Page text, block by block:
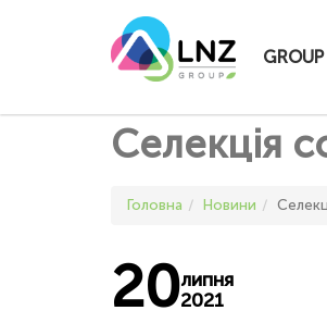
GROUP
Селекція
Головна Новини
20липня
2021